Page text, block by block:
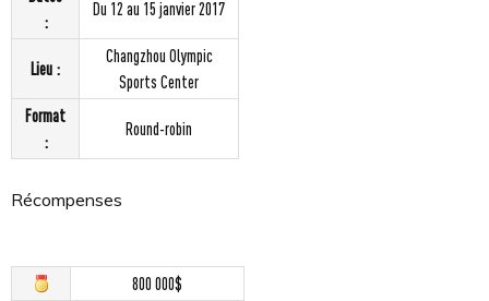
:
Du 12 au 15 janvier 2017
Lieu :
Changzhou Olympic
Sports Center
Format
:
Round-robin
Récompenses
800 000$